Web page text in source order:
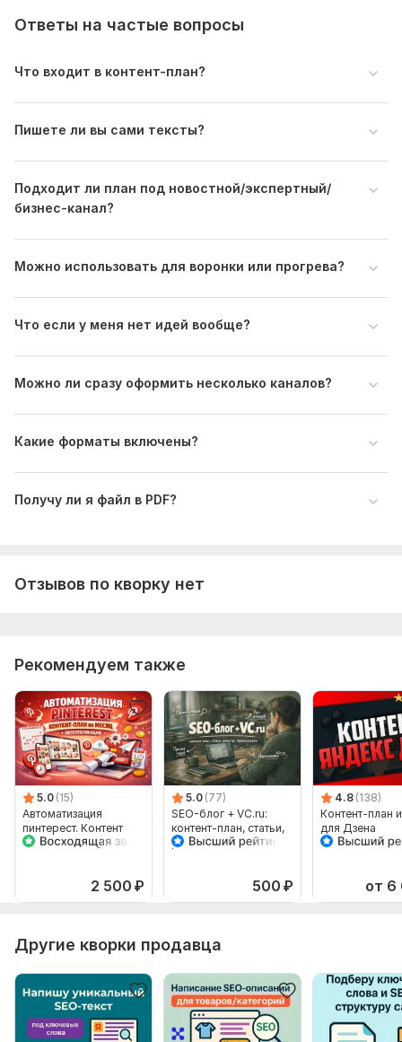
Ответы на частые вопросы
Что входит в контент-план?
Пишете ли вы сами тексты?
Подходит ли план под новостной/экспертный/
бизнес-канал?
Можно использовать для воронки или прогрева?
Что если у меня нет идей вообще?
Можно ли сразу оформить несколько каналов?
Какие форматы включены?
Получу ли я файл в PDF?
Отзывов по кворку нет
Рекомендуем также
5.0 (15)
Автоматизация
пинтерест. Контент
план на месяц,
2 500 ₽
5.0 (77)
SEO-блог + VC.ru:
контент-план, статьи,
репосты и
500 ₽
4.8 (138)
Контент-план
для Дзена
от 6
Другие кворки продавца